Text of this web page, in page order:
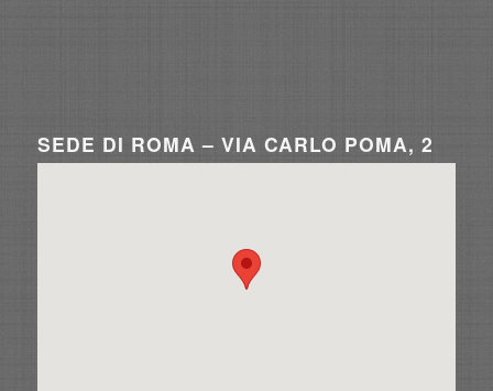
SEDE DI ROMA – VIA CARLO POMA, 2